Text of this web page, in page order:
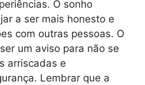
O sonho
a ser mais honesto e
com outras pessoas. O
um aviso para não se
arriscadas e
Lembrar que a